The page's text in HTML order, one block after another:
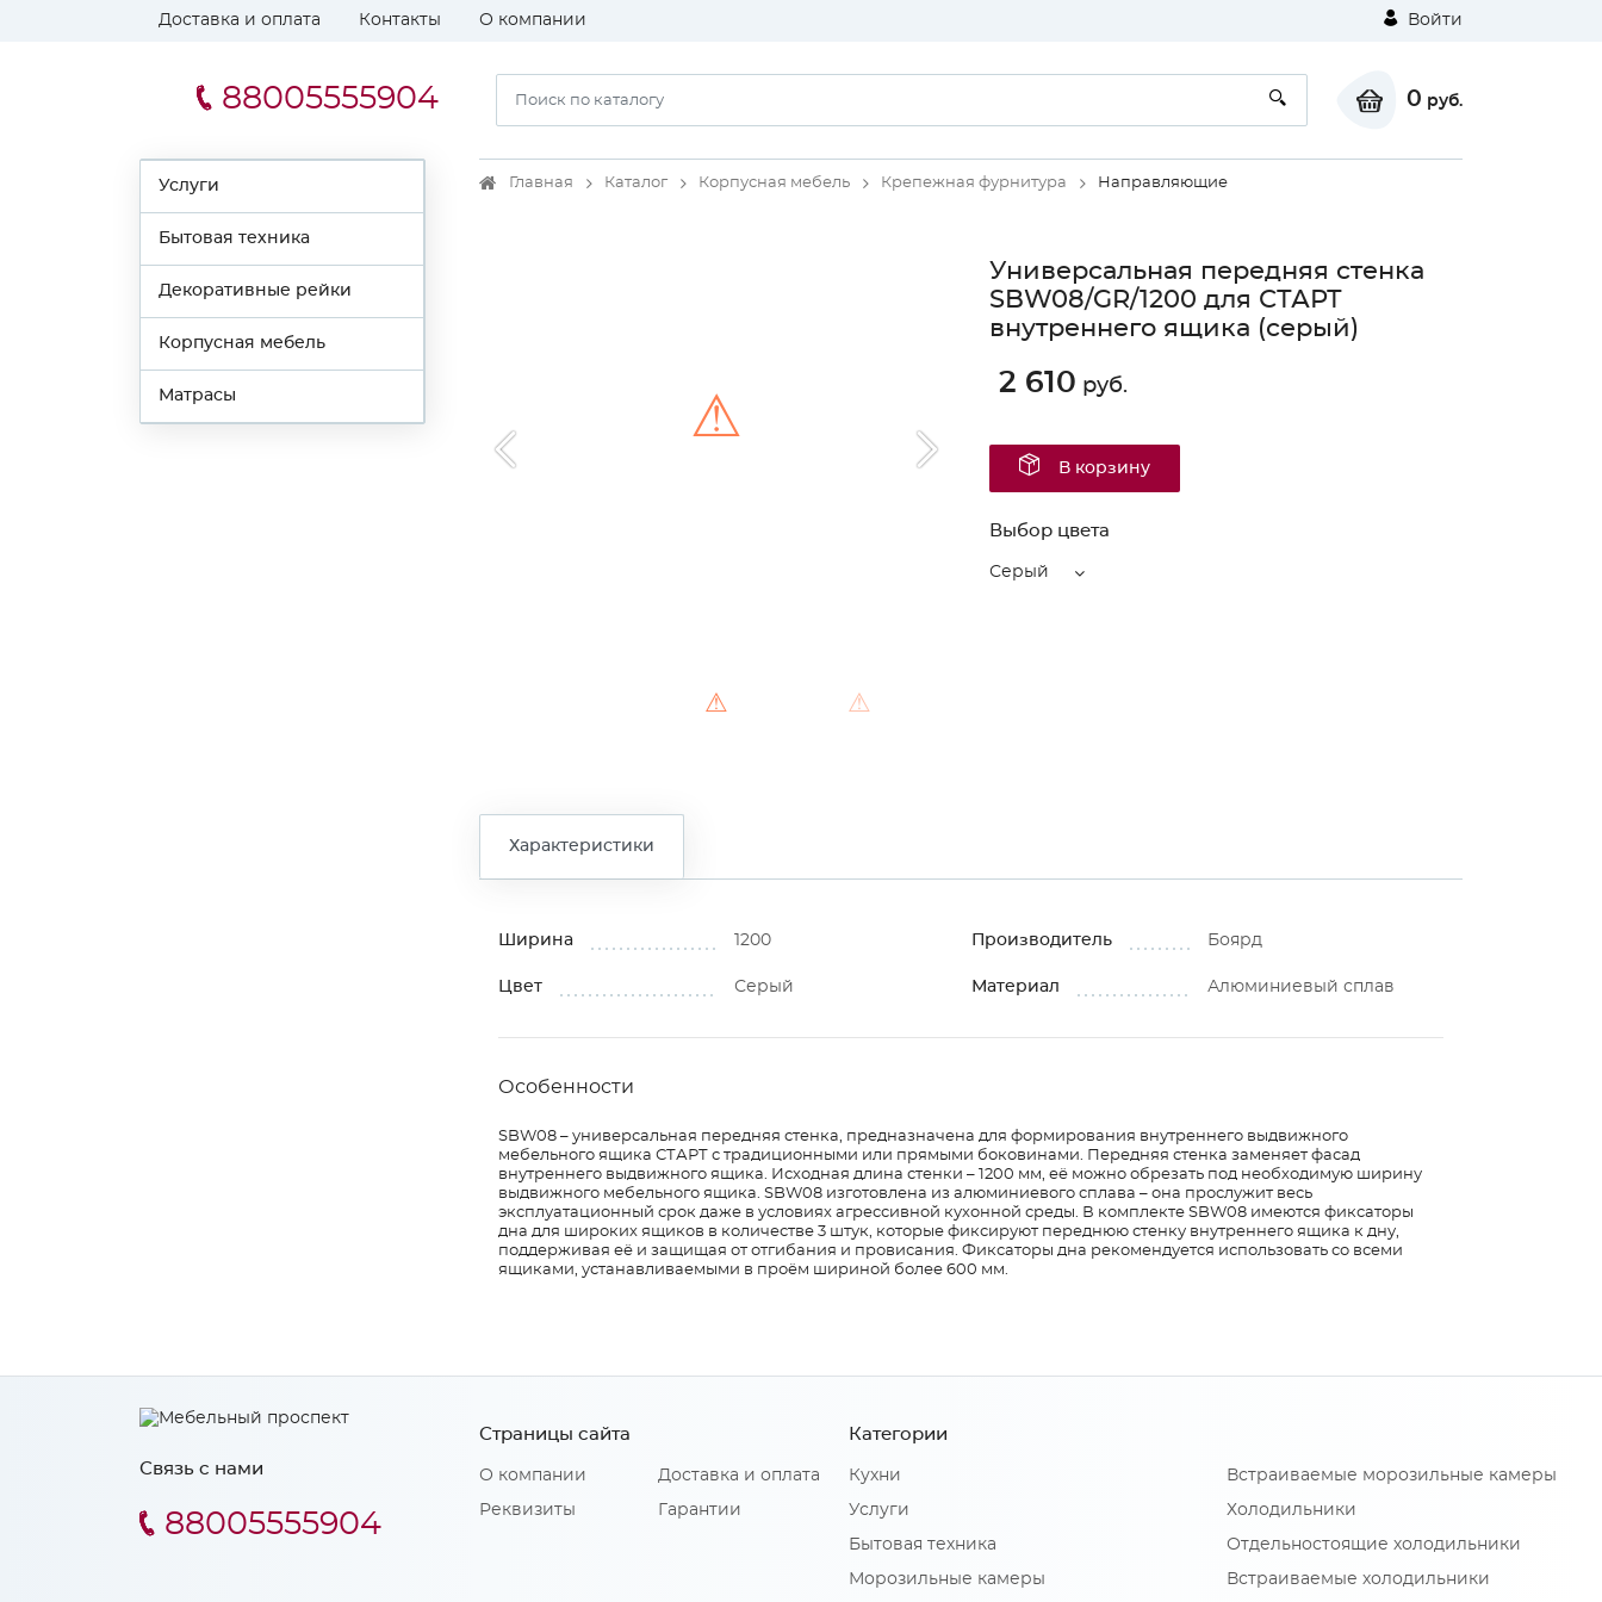
Доставка и оплата Контакты О компании Войти
88005555904 0 руб.
Услуги
Бытовая техника
Декоративные рейки
Корпусная мебель
Матрасы
Главная Каталог Корпусная мебель Крепежная фурнитура Направляющие
⚠ ⚠
⚠
Unable to load the image!
Универсальная передняя стенка
SBW08/GR/1200 для СТАРТ
внутреннего ящика (серый)
2 610 руб.
В корзину
Выбор цвета
Серый
Характеристики
Ширина 1200 Производитель Боярд
Цвет Серый Материал Алюминиевый сплав
Особенности
SBW08 – универсальная передняя стенка, предназначена для формирования внутреннего выдвижного
мебельного ящика СТАРТ с традиционными или прямыми боковинами. Передняя стенка заменяет фасад
внутреннего выдвижного ящика. Исходная длина стенки – 1200 мм, её можно обрезать под необходимую ширину
выдвижного мебельного ящика. SBW08 изготовлена из алюминиевого сплава – она прослужит весь
эксплуатационный срок даже в условиях агрессивной кухонной среды. В комплекте SBW08 имеются фиксаторы
дна для широких ящиков в количестве 3 штук, которые фиксируют переднюю стенку внутреннего ящика к дну,
поддерживая её и защищая от отгибания и провисания. Фиксаторы дна рекомендуется использовать со всеми
ящиками, устанавливаемыми в проём шириной более 600 мм.
Связь с нами
88005555904
Страницы сайта
О компании
Реквизиты
Доставка и оплата
Гарантии
Категории
Кухни
Услуги
Бытовая техника
Морозильные камеры
Встраиваемые морозильные камеры
Холодильники
Отдельностоящие холодильники
Встраиваемые холодильники